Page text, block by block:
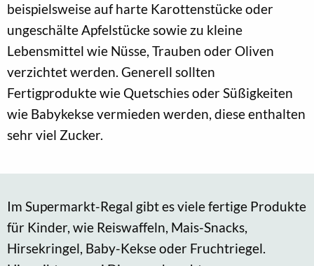
beispielsweise auf harte Karottenstücke oder
ungeschälte Apfelstücke sowie zu kleine
Lebensmittel wie Nüsse, Trauben oder Oliven
verzichtet werden. Generell sollten
Fertigprodukte wie Quetschies oder Süßigkeiten
wie Babykekse vermieden werden, diese enthalten
sehr viel Zucker.
Im Supermarkt-Regal gibt es viele fertige Produkte
für Kinder, wie Reiswaffeln, Mais-Snacks,
Hirsekringel, Baby-Kekse oder Fruchtriegel.